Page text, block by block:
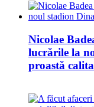
Nicolae
lucrările la
proastă